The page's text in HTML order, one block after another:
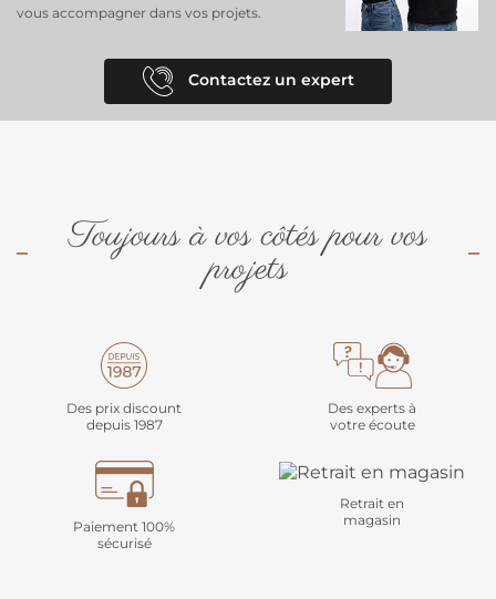
vous accompagner dans vos projets.
Contactez un expert
Toujours à vos côtés pour vos
projets
Des prix discount
depuis 1987
Des experts à
votre écoute
Paiement 100%
sécurisé
Retrait en
magasin